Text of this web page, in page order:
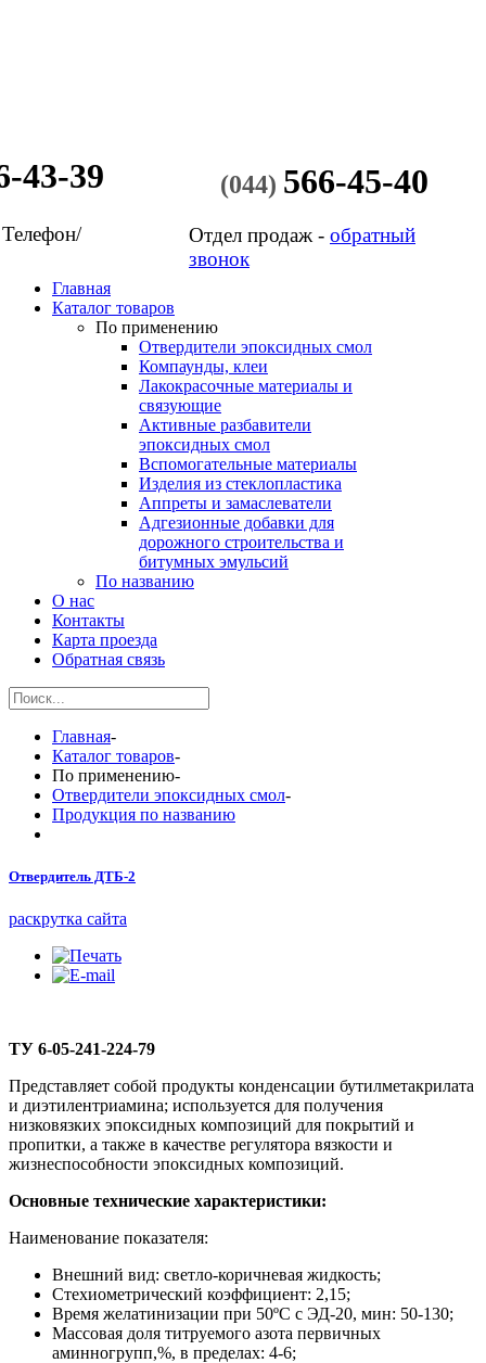
43-39 (044) 566-45-40
Отдел продаж - обратный
звонок
Главная
Каталог товаров
По применению
Отвердители эпоксидных смол
Компаунды, клеи
Лакокрасочные материалы и
связующие
Активные разбавители
эпоксидных смол
Вспомогательные материалы
Изделия из стеклопластика
Аппреты и замаслеватели
Адгезионные добавки для
дорожного строительства и
битумных эмульсий
По названию
О нас
Контакты
Карта проезда
Обратная связь
Главная-
Каталог товаров-
По применению-
Отвердители эпоксидных смол-
Продукция по названию
Отвердитель ДТБ-2
раскрутка сайта
ТУ 6-05-241-224-79
Представляет собой продукты конденсации бутилметакрилата
и диэтилентриамина; используется для получения
низковязких эпоксидных композиций для покрытий и
пропитки, а также в качестве регулятора вязкости и
жизнеспособности эпоксидных композиций.
Основные технические характеристики:
Наименование показателя:
Внешний вид: светло-коричневая жидкость;
Стехиометрический коэффициент: 2,15;
Время желатинизации при 50ºС с ЭД-20, мин: 50-130;
Массовая доля титруемого азота первичных
аминногрупп,%, в пределах: 4-6;